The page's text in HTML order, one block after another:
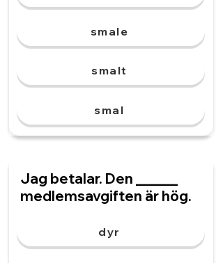
smale
smalt
smal
Jag betalar. Den ______
medlemsavgiften är hög.
dyr